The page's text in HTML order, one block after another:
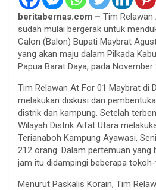
beritabernas.com – Tim
sudah mulai bergerak untuk
Calon (Balon) Bupati Maybrat
yang akan maju dalam Pilkada
Papua Barat Daya, pada November
Tim Relawan At For 01 Maybrat di
melakukan diskusi dan
distrik dan kampung. Setelah
Wilayah Distrik Aifat Utara
Terianaboh Kampung Ayawasi,
212 orang. Dalam pertemuan yang
jam itu didampingi beberapa
Menurut Paskalis Korain, Tim